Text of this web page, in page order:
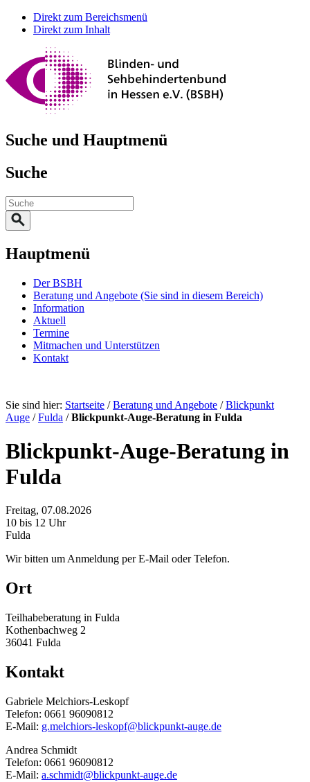
Direkt zum Bereichsmenü
Direkt zum Inhalt
Suche und Hauptmenü
Suche
Hauptmenü
Der BSBH
Beratung und Angebote (Sie sind in diesem Bereich)
Information
Aktuell
Termine
Mitmachen und Unterstützen
Kontakt
Sie sind hier: Startseite / Beratung und Angebote /Blickpunkt
Auge /Fulda /Blickpunkt-Auge-Beratung in Fulda
Blickpunkt-Auge-Beratung in
Fulda
Freitag, 07.08.2026
10 bis 12 Uhr
Fulda
Wir bitten um Anmeldung per E-Mail oder Telefon.
Ort
Teilhabeberatung in Fulda
Kothenbachweg 2
36041 Fulda
Kontakt
Gabriele Melchiors-Leskopf
Telefon: 0661 96090812
E-Mail: g.melchiors-leskopf@blickpunkt-auge.de
Andrea Schmidt
Telefon: 0661 96090812
E-Mail: a.schmidt@blickpunkt-auge.de